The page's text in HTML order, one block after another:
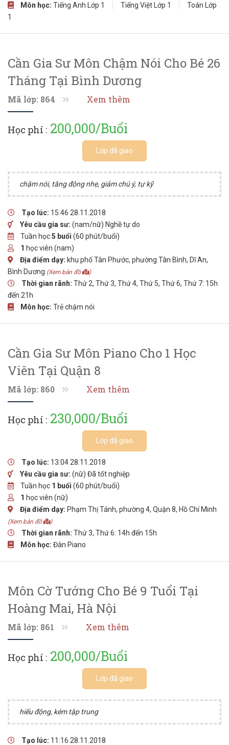
Môn học: Tiếng Anh Lớp 1 Tiếng Việt Lớp 1
Toán Lớp
1
Cần Gia Sư Môn Chậm Nói Cho Bé 26
Tháng Tại Bình Dương
Mã lớp: 864 Xem thêm
Học phí : 200,000/Buổi
Lớp đã giao
chậm nói, tăng động nhẹ, giảm chú ý, tự kỹ
Tạo lúc: 15:46 28.11.2018
Yêu cầu gia sư: (nam/nữ) Nghề tự do
Tuần học5 buổi (60 phút/buổi)
1 học viên (nam)
Địa điểm dạy: khu phố Tân Phước, phường Tân Bình, Dĩ An,
Bình Dương (Xem bản đồ )
Thời gian rãnh: Thứ 2, Thứ 3, Thứ 4, Thứ 5, Thứ 6, Thứ 7: 15h
đến 21h
Môn học: Trẻ chậm nói
Cần Gia Sư Môn Piano Cho 1 Học
Viên Tại Quận 8
Mã lớp: 860 Xem thêm
Học phí : 230,000/Buổi
Lớp đã giao
Tạo lúc: 13:04 28.11.2018
Yêu cầu gia sư: (nữ) Đã tốt nghiệp
Tuần học 1 buổi (60 phút/buổi)
1 học viên (nữ)
Địa điểm dạy: Phạm Thị Tánh, phường 4, Quận 8, Hồ Chí Minh
(Xem bản đồ )
Thời gian rãnh: Thứ 3, Thứ 6: 14h đến 15h
Môn học: Đàn Piano
Môn Cờ Tướng Cho Bé 9 Tuổi Tại
Hoàng Mai, Hà Nội
Mã lớp: 861 Xem thêm
Học phí : 200,000/Buổi
Lớp đã giao
hiếu động, kém tập trung
Tạo lúc: 11:16 28.11.2018